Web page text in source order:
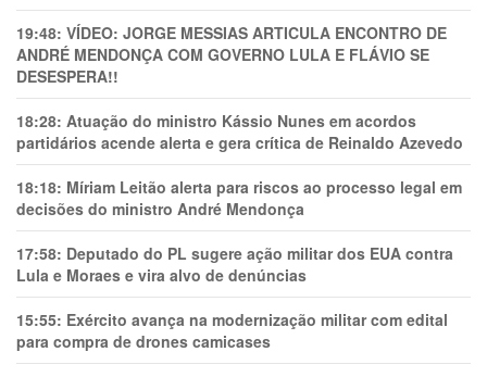
19:48: VÍDEO: JORGE MESSIAS ARTICULA ENCONTRO DE
ANDRÉ MENDONÇA COM GOVERNO LULA E FLÁVIO SE
DESESPERA!!
18:28: Atuação do ministro Kássio Nunes em acordos
partidários acende alerta e gera crítica de Reinaldo Azevedo
18:18: Míriam Leitão alerta para riscos ao processo legal em
decisões do ministro André Mendonça
17:58: Deputado do PL sugere ação militar dos EUA contra
Lula e Moraes e vira alvo de denúncias
15:55: Exército avança na modernização militar com edital
para compra de drones camicases